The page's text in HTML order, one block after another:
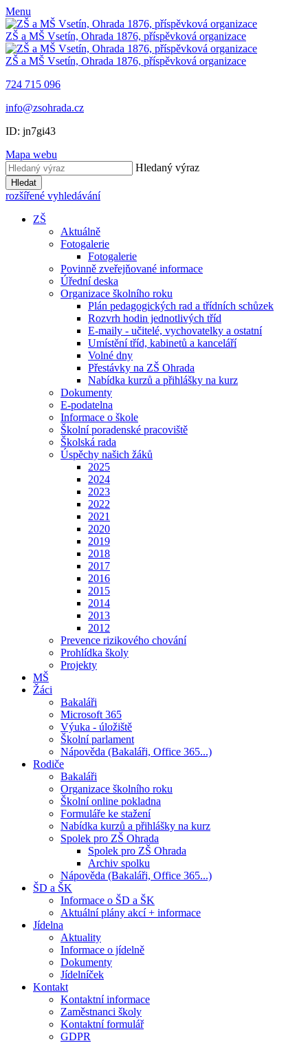
Menu
ZŠ a MŠ Vsetín, Ohrada 1876, příspěvková organizace
ZŠ a MŠ Vsetín, Ohrada 1876, příspěvková organizace
724 715 096
info@zsohrada.cz
ID: jn7gi43
Mapa webu
Hledaný výraz
Hledat
rozšířené vyhledávání
ZŠ
Aktuálně
Fotogalerie
Fotogalerie
Povinně zveřejňované informace
Úřední deska
Organizace školního roku
Plán pedagogických rad a třídních schůzek
Rozvrh hodin jednotlivých tříd
E-maily - učitelé, vychovatelky a ostatní
Umístění tříd, kabinetů a kanceláří
Volné dny
Přestávky na ZŠ Ohrada
Nabídka kurzů a přihlášky na kurz
Dokumenty
E-podatelna
Informace o škole
Školní poradenské pracoviště
Školská rada
Úspěchy našich žáků
2025
2024
2023
2022
2021
2020
2019
2018
2017
2016
2015
2014
2013
2012
Prevence rizikového chování
Prohlídka školy
Projekty
MŠ
Žáci
Bakaláři
Microsoft 365
Výuka - úložiště
Školní parlament
Nápověda (Bakaláři, Office 365...)
Rodiče
Bakaláři
Organizace školního roku
Školní online pokladna
Formuláře ke stažení
Nabídka kurzů a přihlášky na kurz
Spolek pro ZŠ Ohrada
Spolek pro ZŠ Ohrada
Archiv spolku
Nápověda (Bakaláři, Office 365...)
ŠD a ŠK
Informace o ŠD a ŠK
Aktuální plány akcí + informace
Jídelna
Aktuality
Informace o jídelně
Dokumenty
Jídelníček
Kontakt
Kontaktní informace
Zaměstnanci školy
Kontaktní formulář
GDPR